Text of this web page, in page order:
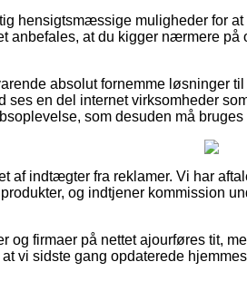
hensigtsmæssige muligheder for
anbefales, at du kigger nærmere
absolut fornemme løsninger
ses en del internet virksomheder
som desuden må
af indtægter fra reklamer. Vi har
og indtjener kommission
og firmaer på nettet ajourføres tit,
vi sidste gang opdaterede